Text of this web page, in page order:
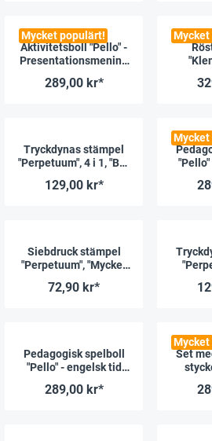
Mycket populärt!
Aktivitetsboll "Pello" -
Presentationsmening
289,00 kr*
Tryckdynas stämpel
"Perpetuum", 4 i 1, "Bra
129,00 kr*
"Pello"
Siebdruck stämpel
"Perpetuum", "Mycket
72,90 kr*
Pedagogisk spelboll
"Pello" - engelsk tid
289,00 kr*
Set